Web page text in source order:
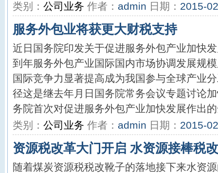
类别： 公司业务 作者： admin 日期： 2015-
服务外包业将获更大财税支持
近日国务院印发关于促进服务外包产业加快
到年服务外包产业国际国内市场协调发展规
国际竞争力显著提高成为我国参与全球产业
径这是继去年月日国务院常务会议专题讨论
务院首次对促进服务外包产业加快发展作出
类别： 公司业务 作者： admin 日期： 2015-
资源税改革大门开启 水资源接棒税改
随着煤炭资源税税改靴子的落地接下来水资